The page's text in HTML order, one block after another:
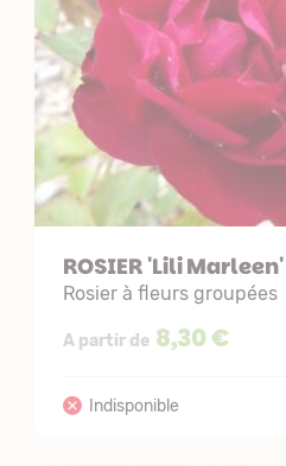
ROSIER 'Lili Marleen'
Rosier à fleurs groupées
A partir de 8,30 €